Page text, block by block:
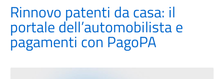
Rinnovo patenti da casa: il
portale dell’automobilista e
pagamenti con PagoPA